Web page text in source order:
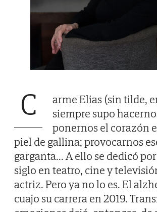
C
arme Elias (sin tilde,
siempre supo
ponernos el corazón
piel de gallina; provocarnos
garganta... A ello se dedicó
siglo en teatro, cine y
actriz. Pero ya no lo es. El
cuajo su carrera en 2019.